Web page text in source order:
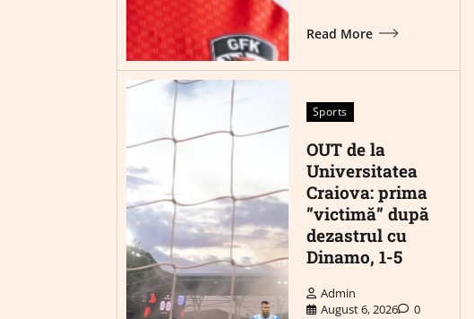
Read More
Sports
OUT de la
Universitatea
Craiova: prima
”victimă” după
dezastrul cu
Dinamo, 1-5
Admin
August 6, 2026
0